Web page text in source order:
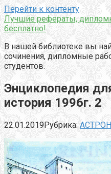
Перейти к контенту
Лучшие рефераты,
бесплатно!
В нашей библиотеке вы
сочинения, дипломные
студентов.
Энциклопедия
история 1996г. 2
22.01.2019Рубрика: